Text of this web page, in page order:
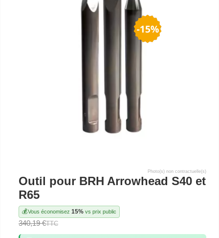
Photo(s) non contractuelle(s)
Outil pour BRH Arrowhead S40 et
R65
💰Vous économisez 15% vs prix public
340,19 €TTC